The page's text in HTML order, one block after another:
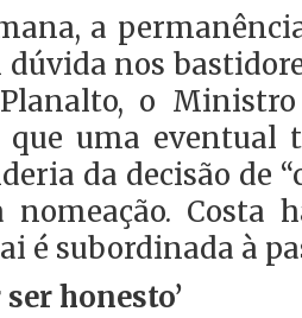
a
dúvida nos
o Ministro
que uma eventual
da decisão de
Costa
é subordinada à
honesto’